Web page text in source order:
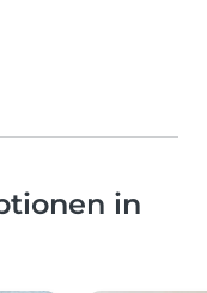
in